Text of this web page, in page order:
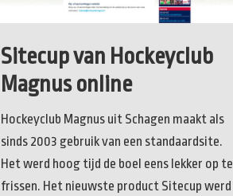
Sitecup van Hockeyclub
Magnus online
Hockeyclub Magnus uit Schagen maakt als
sinds 2003 gebruik van een standaardsite.
Het werd hoog tijd de boel eens lekker op te
frissen. Het nieuwste product Sitecup werd